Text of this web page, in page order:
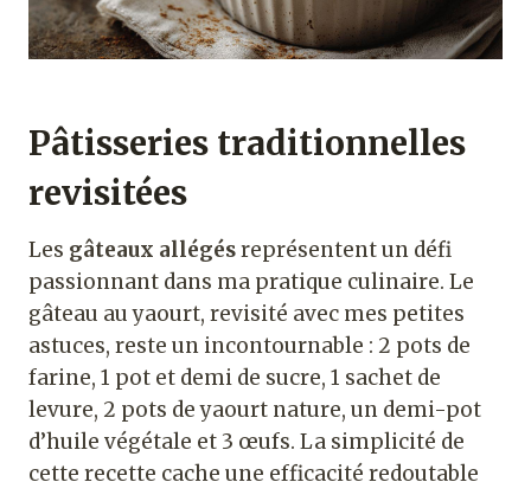
Pâtisseries traditionnelles
revisitées
Les gâteaux allégésreprésentent un défi
passionnant dans ma pratique culinaire. Le
gâteau au yaourt, revisité avec mes petites
astuces, reste un incontournable : 2 pots de
farine, 1 pot et demi de sucre, 1 sachet de
levure, 2 pots de yaourt nature, un demi-pot
d’huile végétale et 3 œufs. La simplicité de
cette recette cache une efficacité redoutable